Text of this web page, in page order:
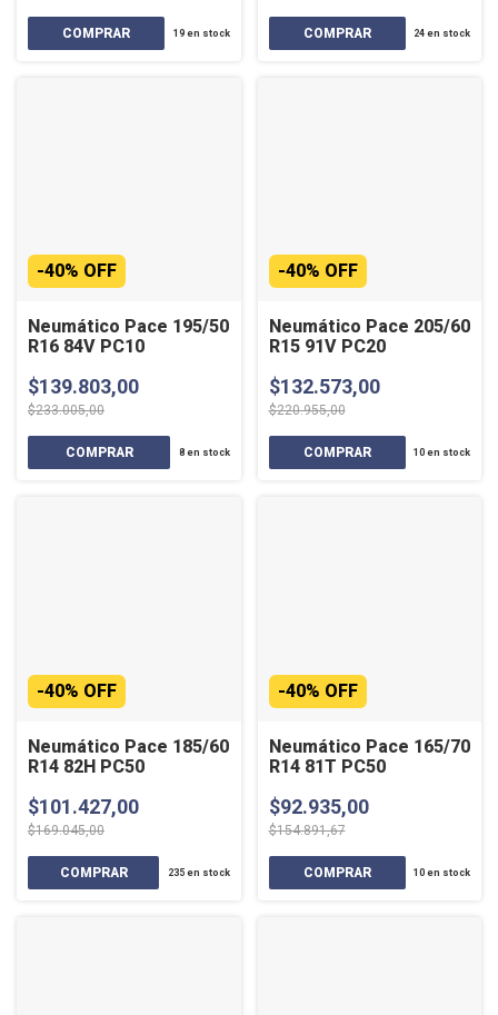
19en stock 24 en stock
Neumático Pace 195/50
R16 84V PC10
-40% OFF
$139.803,00
$233.005,00
8en stock
Neumático Pace 205/60
R15 91V PC20
-40% OFF
$132.573,00
$220.955,00
10 en stock
Neumático Pace 185/60
R14 82H PC50
-40% OFF
$101.427,00
$169.045,00
235en stock
Neumático Pace 165/70
R14 81T PC50
-40% OFF
$92.935,00
$154.891,67
10 en stock